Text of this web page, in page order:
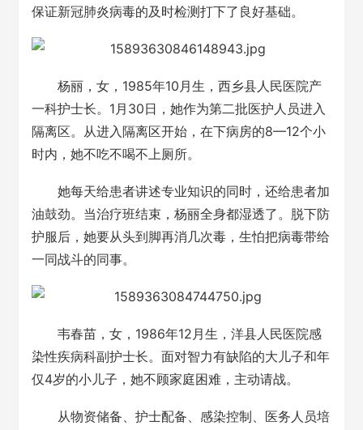
保证新冠肺炎病毒的及时检测打下了良好基础。
杨丽，女，1985年10月生，西乡县人民医院产
一科护士长。1月30日，她作为第二批医护人员进入
隔离区。从进入隔离区开始，在下病房的8—12个小
时内，她不吃不喝不上厕所。
她每天给患者讲述专业知识的同时，还给患者加
油鼓劲。当治疗班结束，杨丽全身都湿透了。脱下防
护服后，她要从头到脚再消几次毒，生怕把病毒带给
一同战斗的同事。
韦春苗，女，1986年12月生，洋县人民医院感
染性疾病科副护士长。面对智力有缺陷的大儿子和年
仅4岁的小儿子，她不顾家庭困难，主动请战。
从物资储备、护士配备、感染控制、医务人员培